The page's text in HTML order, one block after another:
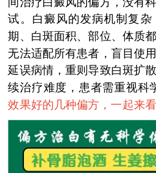
试。白癜风的发病机制复杂
期、白斑面积、部位、体质
无法适配所有患者，盲目使
延误病情，重则导致白斑扩
续治疗难度，患者需重视科
效果好的几种偏方，一起来